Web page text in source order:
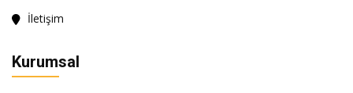
İletişim
Kurumsal